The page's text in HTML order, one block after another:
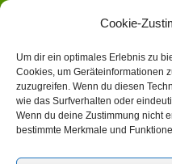
Cookie-
Um dir ein optimales Erlebnis zu
Cookies, um Geräteinformationen
zuzugreifen. Wenn du diesen
wie das Surfverhalten oder
Wenn du deine Zustimmung nicht
bestimmte Merkmale und
Du musst angemeldet
Kommentar zu